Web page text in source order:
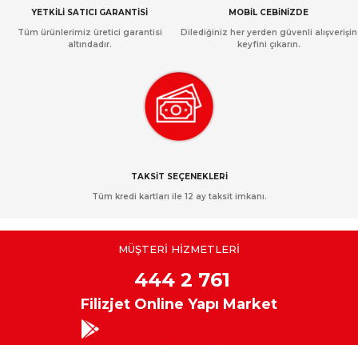
YETKİLİ SATICI GARANTİSİ
Tüm ürünlerimiz üretici garantisi
altındadır.
MOBİL CEBİNİZDE
Dilediğiniz her yerden güvenli alışverişin
keyfini çıkarın.
TAKSİT SEÇENEKLERİ
Tüm kredi kartları ile 12 ay taksit imkanı.
MÜŞTERİ HİZMETLERİ
444 2 761
Filizjet Online Yapı Market